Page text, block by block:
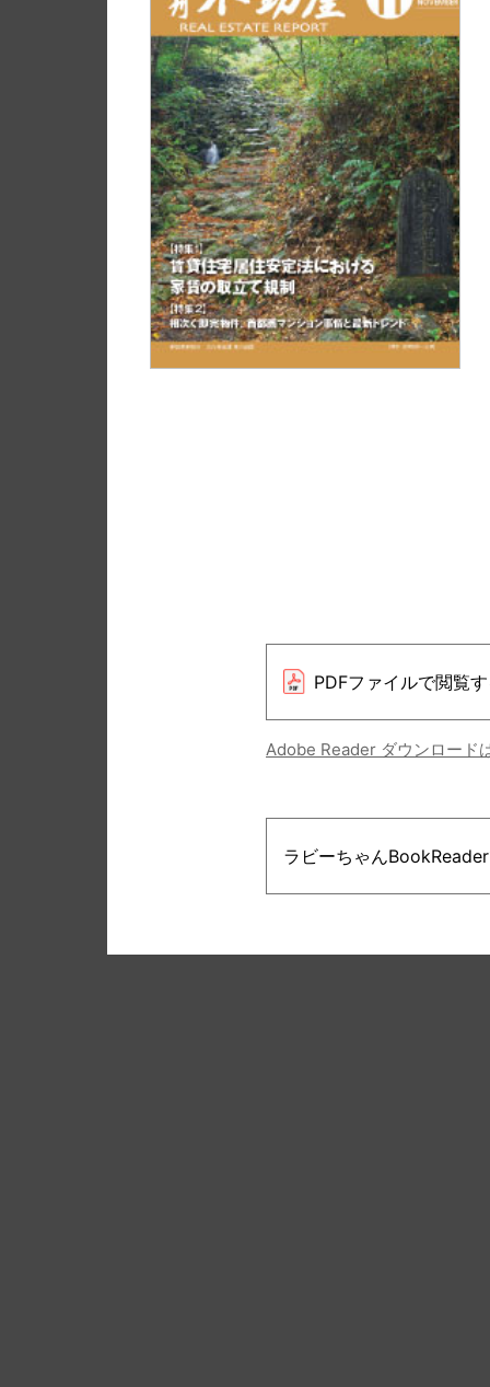
PDFファイルで閲覧
Adobe Reader ダウンロード
ラビーちゃん